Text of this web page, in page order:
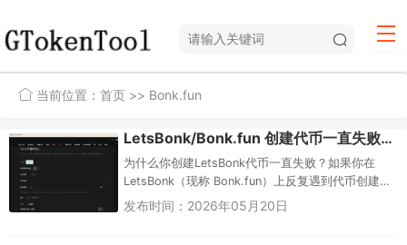
当前位置： 首页 >> Bonk.fun
LetsBonk/Bonk.fun 创建代币一直失败？GTokenTool 开盘买入教程（新手完整指南）
为什么你创建LetsBonk代币一直失败？如果你在
LetsBonk（现称 Bonk.fun）上反复遇到代币创建失
败的问题，根本原因通常只有三个：钱包 SOL ...
发布时间：2026年05月20日